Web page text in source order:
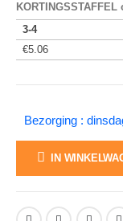
3-4
€5.06
Bezorging :
IN